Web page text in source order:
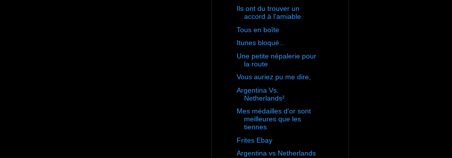
Ils ont du trouver un
accord à l'amiable
Tous en boîte
Itunes bloqué...
Une petite népalerie pour
la route
Vous auriez pu me dire,
Argentina Vs.
Netherlands²
Mes médailles d'or sont
meilleures que les
tiennes
Frites Ebay
Argentina vs Netherlands